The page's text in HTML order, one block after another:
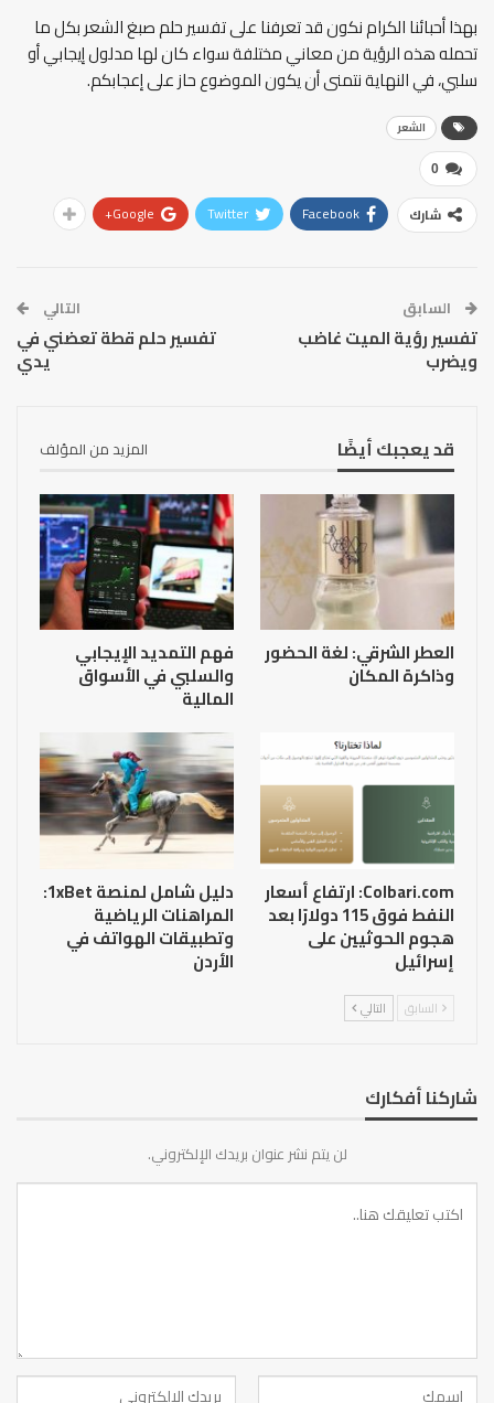
بهذا أحبائنا الكرام نكون قد تعرفنا على تفسير حلم صبغ الشعر بكل ما
تحمله هذه الرؤية من معاني مختلفة سواء كان لها مدلول إيجابي أو
سلبي، في النهاية نتمنى أن يكون الموضوع حاز على إعجابكم.
الشعر
0
شارك Facebook
Twitter
Google+
السابق
تفسير رؤية الميت غاضب
ويضرب
التالي
تفسير حلم قطة تعضني في
يدي
قد يعجبك أيضًا المزيد من المؤلف
العطر الشرقي: لغة الحضور
وذاكرة المكان
فهم التمديد الإيجابي
والسلبي في الأسواق
المالية
Colbari.com: ارتفاع أسعار
النفط فوق 115 دولارًا بعد
هجوم الحوثيين على
إسرائيل
دليل شامل لمنصة 1xBet:
المراهنات الرياضية
وتطبيقات الهواتف في
الأردن
السابق التالي
شاركنا أفكارك
لن يتم نشر عنوان بريدك الإلكتروني.